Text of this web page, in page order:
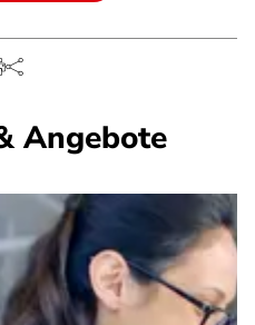
Angebote